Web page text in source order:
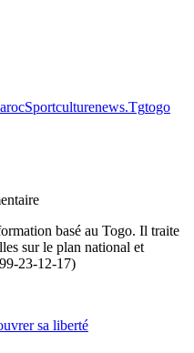
Sportculturenews.Tgtogo
basé au Togo. Il traite
sur le plan national et
23-12-17)
sa liberté